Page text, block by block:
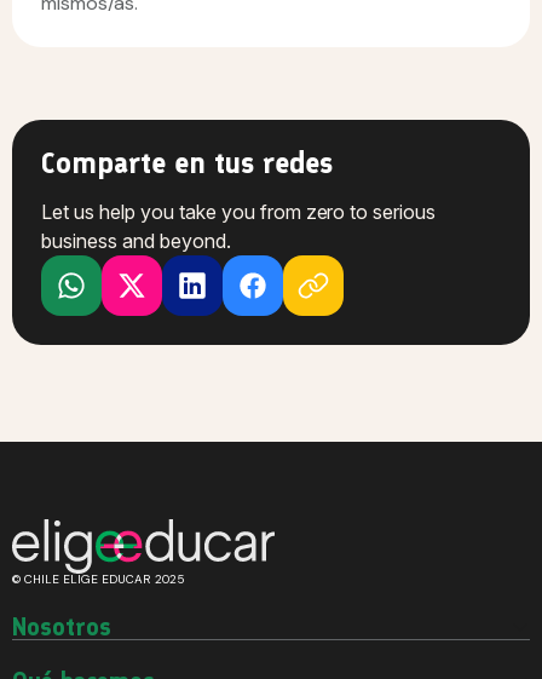
Comparte en tus redes
Let us help you take you from zero to serious
business and beyond.
© CHILE ELIGE EDUCAR 2025
Nosotros